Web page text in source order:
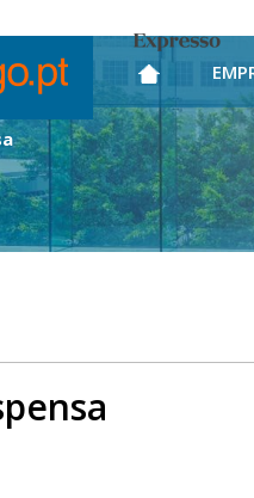
Expresso